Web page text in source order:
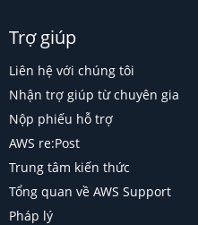
Trợ giúp
Liên hệ với chúng tôi
Nhận trợ giúp từ chuyên gia
Nộp phiếu hỗ trợ
AWS re:Post
Trung tâm kiến thức
Tổng quan về AWS Support
Pháp lý